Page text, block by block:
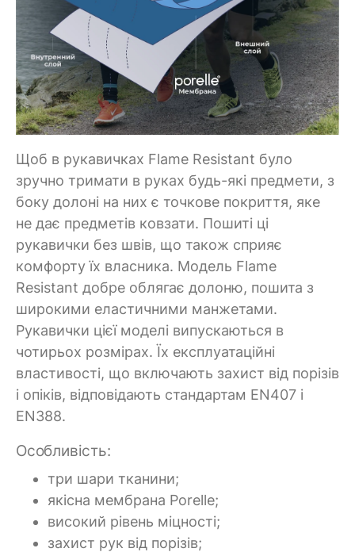
Щоб в рукавичках Flame Resistant було
зручно тримати в руках будь-які предмети, з
боку долоні на них є точкове покриття, яке
не дає предметів ковзати. Пошиті ці
рукавички без швів, що також сприяє
комфорту їх власника. Модель Flame
Resistant добре облягає долоню, пошита з
широкими еластичними манжетами.
Рукавички цієї моделі випускаються в
чотирьох розмірах. Їх експлуатаційні
властивості, що включають захист від порізів
і опіків, відповідають стандартам EN407 і
EN388.
Особливість:
три шари тканини;
якісна мембрана Porelle;
високий рівень міцності;
захист рук від порізів;